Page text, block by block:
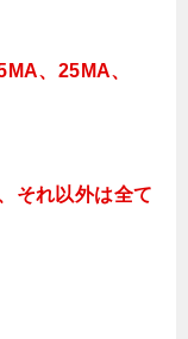
、25MA、
それ以外は全て